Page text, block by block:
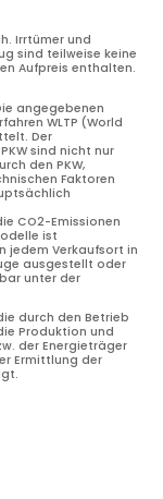
Irrtümer und
sind teilweise keine
Aufpreis enthalten.
angegebenen
WLTP (World
Der
sind nicht nur
den PKW,
Faktoren
CO2-Emissionen
ist
jedem Verkaufsort in
ausgestellt oder
unter der
durch den Betrieb
Produktion und
der Energieträger
Ermittlung der